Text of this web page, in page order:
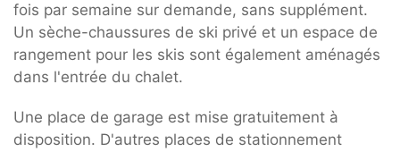
fois par semaine sur demande, sans supplément.
Un sèche-chaussures de ski privé et un espace de
rangement pour les skis sont également aménagés
dans l'entrée du chalet.
Une place de garage est mise gratuitement à
disposition. D'autres places de stationnement